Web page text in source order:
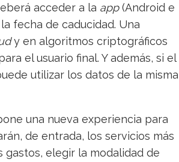
acceder a la app(Android e
fecha de caducidad. Una
y en algoritmos criptográficos
el usuario final. Y además, si el
utilizar los datos de la misma
una nueva experiencia para
de entrada, los servicios más
gastos, elegir la modalidad de